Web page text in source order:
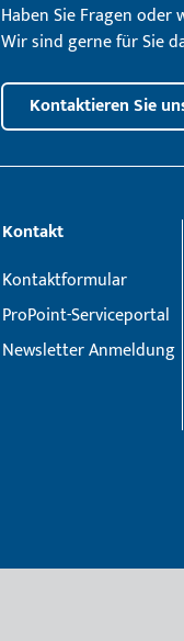
Haben Sie Fragen oder
Wir sind gerne für Sie
Kontaktieren Sie
Kontakt
Kontaktformular
ProPoint-Serviceportal
Newsletter Anmeldung